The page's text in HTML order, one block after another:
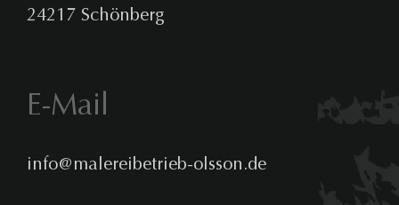
24217 Schönberg
E-Mail
info@malereibetrieb-olsson.de